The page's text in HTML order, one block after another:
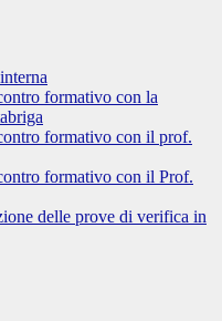
formativo con la
formativo con il prof.
formativo con il Prof.
delle prove di verifica in